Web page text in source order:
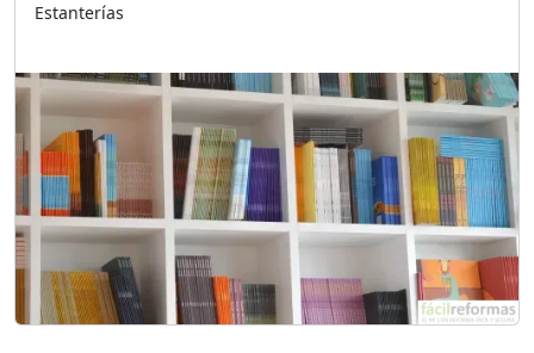
Estanterías